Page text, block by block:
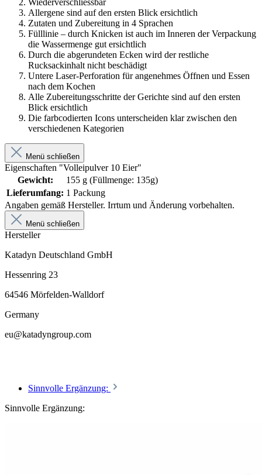
Allergene sind auf den ersten Blick ersichtlich
Zutaten und Zubereitung in 4 Sprachen
Fülllinie – durch Knicken ist auch im Inneren der Verpackung
die Wassermenge gut ersichtlich
Durch die abgerundeten Ecken wird der restliche
Rucksackinhalt nicht beschädigt
Untere Laser-Perforation für angenehmes Öffnen und Essen
nach dem Kochen
Alle Zubereitungsschritte der Gerichte sind auf den ersten
Blick ersichtlich
Die farbcodierten Icons unterscheiden klar zwischen den
verschiedenen Kategorien
Menü schließen
Eigenschaften "Volleipulver 10 Eier"
Gewicht:
155 g (Füllmenge: 135g)
Lieferumfang: 1 Packung
Angaben gemäß Hersteller. Irrtum und Änderung vorbehalten.
Menü schließen
Hersteller
Katadyn Deutschland GmbH
Hessenring 23
64546 Mörfelden-Walldorf
Germany
eu@katadyngroup.com
Sinnvolle Ergänzung:
Sinnvolle Ergänzung: